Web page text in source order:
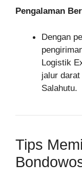
Pengalaman
Dengan
Logistik
jalur
Salahutu.
Tips